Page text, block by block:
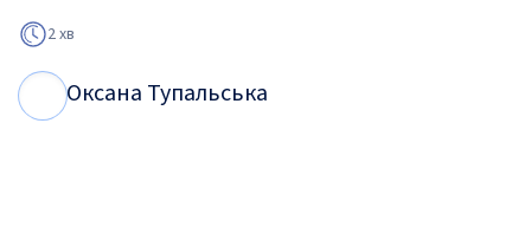
2 хв
Оксана Тупальська